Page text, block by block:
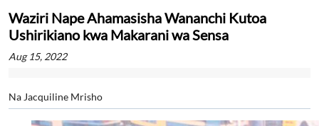
Waziri Nape Ahamasisha Wananchi Kutoa
Ushirikiano kwa Makarani wa Sensa
Aug 15, 2022
Na Jacquiline Mrisho